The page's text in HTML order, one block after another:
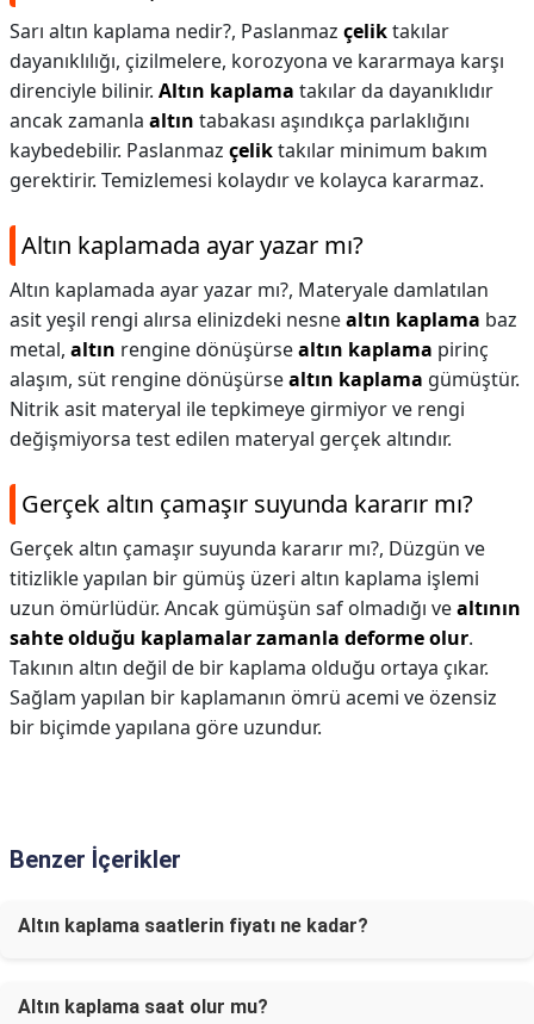
Sarı altın kaplama nedir?, Paslanmaz çeliktakılar
dayanıklılığı, çizilmelere, korozyona ve kararmaya karşı
direnciyle bilinir. Altın kaplama takılar da dayanıklıdır
ancak zamanla altın tabakası aşındıkça parlaklığını
kaybedebilir. Paslanmaz çeliktakılar minimum bakım
gerektirir. Temizlemesi kolaydır ve kolayca kararmaz.
Altın kaplamada ayar yazar mı?
Altın kaplamada ayar yazar mı?, Materyale damlatılan
asit yeşil rengi alırsa elinizdeki nesnealtın kaplama baz
metal, altın rengine dönüşürsealtın kaplama pirinç
alaşım, süt rengine dönüşürsealtın kaplama gümüştür.
Nitrik asit materyal ile tepkimeye girmiyor ve rengi
değişmiyorsa test edilen materyal gerçek altındır.
Gerçek altın çamaşır suyunda kararır mı?
Gerçek altın çamaşır suyunda kararır mı?, Düzgün ve
titizlikle yapılan bir gümüş üzeri altın kaplama işlemi
uzun ömürlüdür. Ancak gümüşün saf olmadığı vealtının
sahte olduğu kaplamalar zamanla deforme olur.
Takının altın değil de bir kaplama olduğu ortaya çıkar.
Sağlam yapılan bir kaplamanın ömrü acemi ve özensiz
bir biçimde yapılana göre uzundur.
Benzer İçerikler
Altın kaplama saatlerin fiyatı ne kadar?
Altın kaplama saat olur mu?